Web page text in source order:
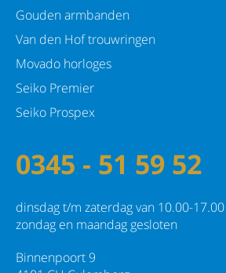
Gouden armbanden
Van den Hof trouwringen
Movado horloges
Seiko Premier
Seiko Prospex
0345 - 51 59 52
dinsdag t/m zaterdag van 10.00-17.00
zondag en maandag gesloten
Binnenpoort 9